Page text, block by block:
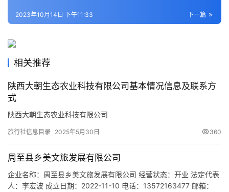
活
旅
城
市
下一篇
2023年10月14日 下午11:33
相关推荐
陕西大朝生态农业科技有限公司基本情况信息及联系方
式
陕西大朝生态农业科技有限公司
旅行社信息目录 2025年5月30日 360
周至县乡美文旅发展有限公司
企业名称：周至县乡美文旅发展有限公司 经营状态：开业 法定代表
人：李宏波 成立日期：2022-11-10 电话：13572163477 邮箱：